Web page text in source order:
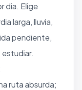
dia. Elige
larga, lluvia,
pendiente,
ruta absurda;